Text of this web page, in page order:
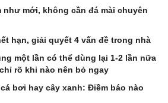
như mới, không cần đá mài chuyên
hạn, giải quyết 4 vấn đề trong nhà
một lần có thể dùng lại 1-2 lần nữa
rõ khi nào nên bỏ ngay
bơi hay cây xanh: Điềm báo nào